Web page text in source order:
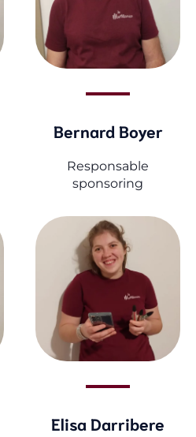
Bernard Boyer
Responsable
sponsoring
Elisa Darribere